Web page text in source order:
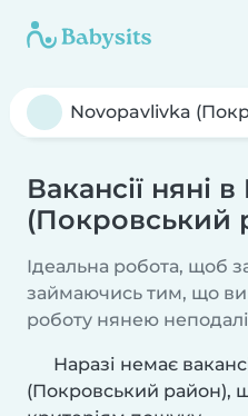
Вакансії няні
(Покровський
Ідеальна робота, щоб
займаючись тим, що ви
роботу нянею
Наразі немає
(Покровський район),